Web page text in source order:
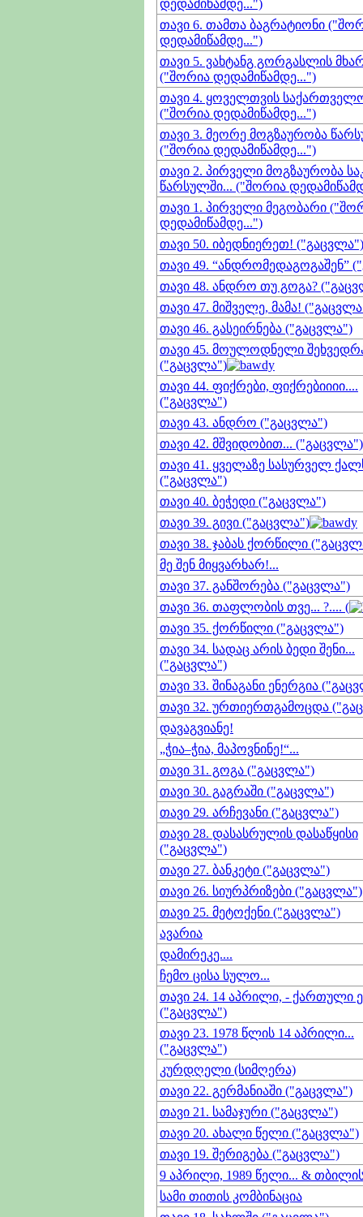
დედამიწამდე...")
თავი 6. თამთა ბაგრატიონი
დედამიწამდე...")
თავი 5. ვახტანგ გორგასლის
("შორია დედამიწამდე...")
თავი 4. ყოველთვის
("შორია დედამიწამდე...")
თავი 3. მეორე მოგზაურობა
("შორია დედამიწამდე...")
თავი 2. პირველი მოგზაურობა
წარსულში... ("შორია
თავი 1. პირველი მეგობარი
დედამიწამდე...")
თავი 50. იბედნიერეთ! ("გაცვლა")
თავი 49. “ანდრომედაგოგაშენ”
თავი 48. ანდრო თუ გოგა?
თავი 47. მიშველე, მამა!
თავი 46. გასეირნება ("გაცვლა")
თავი 45. მოულოდნელი
("გაცვლა")
თავი 44. ფიქრები, ფიქრებიიიი....
("გაცვლა")
თავი 43. ანდრო ("გაცვლა")
თავი 42. მშვიდობით... ("გაცვლა")
თავი 41. ყველაზე სასურველ
("გაცვლა")
თავი 40. ბეჭედი ("გაცვლა")
თავი 39. გივი ("გაცვლა")
თავი 38. ჯაბას ქორწილი
მე შენ მიყვარხარ!...
თავი 37. განშორება ("გაცვლა")
თავი 36. თაფლობის თვე... ?.... (
თავი 35. ქორწილი ("გაცვლა")
თავი 34. სადაც არის ბედი შენი...
("გაცვლა")
თავი 33. შინაგანი ენერგია
თავი 32. ურთიერთგამოცდა
დავაგვიანე!
„ჭია–ჭია, მაპოვნინე!“...
თავი 31. გოგა ("გაცვლა")
თავი 30. გაგრაში ("გაცვლა")
თავი 29. არჩევანი ("გაცვლა")
თავი 28. დასასრულის დასაწყისი
("გაცვლა")
თავი 27. ბანკეტი ("გაცვლა")
თავი 26. სიურპრიზები ("გაცვლა")
თავი 25. მეტოქენი ("გაცვლა")
ავარია
დამირეკე....
ჩემო ცისა სულო...
თავი 24. 14 აპრილი, - ქართული
("გაცვლა")
თავი 23. 1978 წლის 14 აპრილი...
("გაცვლა")
კურდღელი (სიმღერა)
თავი 22. გერმანიაში ("გაცვლა")
თავი 21. სამაჯური ("გაცვლა")
თავი 20. ახალი წელი ("გაცვლა")
თავი 19. შერიგება ("გაცვლა")
9 აპრილი, 1989 წელი... &
სამი თითის კომბინაცია